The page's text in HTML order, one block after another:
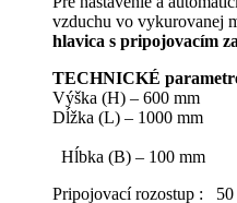
vzduchu vo vykurovanej
hlavica s pripojovacím
TECHNICKÉ
Výška (H) – 600 mm
Dĺžka
Hĺbka (B) – 100 mm
Pripojovací rozostup : 50